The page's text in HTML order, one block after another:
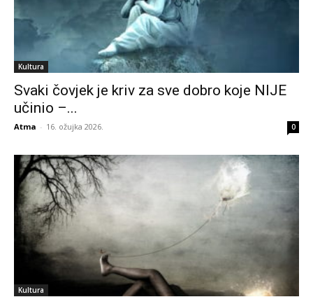
Kultura
Svaki čovjek je kriv za sve dobro koje NIJE
učinio –...
Atma - 16. ožujka 2026. 0
Kultura